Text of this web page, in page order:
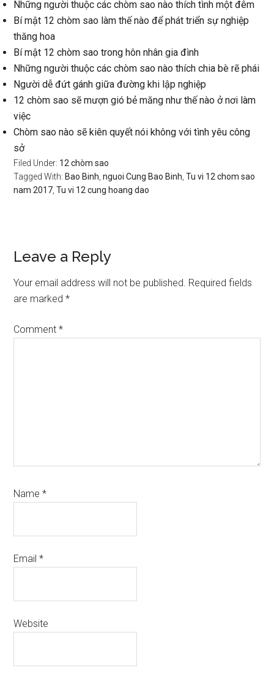
Những người thuộc các chòm sao nào thích tình một đêm
Bí mật 12 chòm sao làm thế nào để phát triển sự nghiệp
thăng hoa
Bí mật 12 chòm sao trong hôn nhân gia đình
Những người thuộc các chòm sao nào thích chia bè rẽ phái
Người dễ đứt gánh giữa đường khi lập nghiệp
12 chòm sao sẽ mượn gió bẻ măng như thế nào ở nơi làm
việc
Chòm sao nào sẽ kiên quyết nói không với tình yêu công
sở
Filed Under: 12 chòm sao
Tagged With: Bao Binh ,nguoi Cung Bao Binh ,Tu vi 12 chom sao
nam 2017 ,Tu vi 12 cung hoang dao
Reader
Interactions
Leave a Reply
Your email address will not be published. Required fields
are marked*
Comment*
Name*
Email*
Website